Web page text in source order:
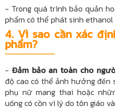
- Trong quá trình bảo quản
phẩm có thể phát sinh
4. Vì sao cần xác
phẩm?
- Đảm bảo an toàn cho
độ cao có thể ảnh hưởng đến
phụ nữ mang thai hoặc
uống có cồn vì lý do tôn giáo